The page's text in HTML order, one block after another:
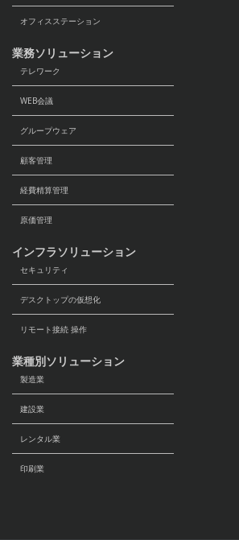
オフィスステーション
業務ソリューション
テレワーク
WEB会議
グループウェア
顧客管理
経費精算管理
原価管理
インフラソリューション
セキュリティ
デスクトップの仮想化
リモート接続 操作
業種別ソリューション
製造業
建設業
レンタル業
印刷業